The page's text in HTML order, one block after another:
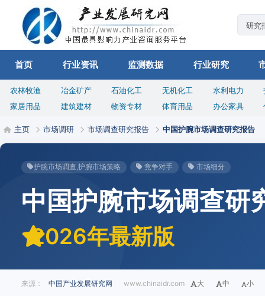
首页 行业资讯 监测数据 行业研究
农林牧渔 冶金矿产 石油化工 无机化工 水利电力
家居用品
建筑建材 物资专材 体育用品 办公家具
主页 市场调研 市场调查研究报告 中国护腕市场调查研究报告
护腕市场调查,护腕市场策略 竞争对手 市场细分
中国护腕市场调查研
2026年最新版
来源： 中国产业发展研究网 www.chinaidr.com 大 中 小